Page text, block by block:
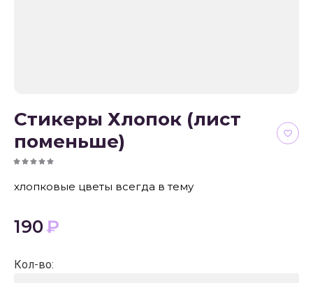
Стикеры Хлопок (лист
поменьше)
хлопковые цветы всегда в тему
190₽
Кол-во: